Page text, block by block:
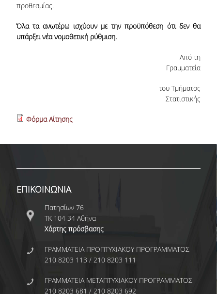
ΕΝΗΜΕΡΩΤΙΚΟ ΦΥΛΛΑΔΙΟ ΓΙΑ ΤΟ PHD ΣΤΗΝ
ΣΤΑΤΙΣΤΙΚΗ
ΔΕΔΟΜΕΝΑ ΠΟΙΟΤΗΤΑΣ
ΕΚΘΕΣΕΙΣ ΕΞΩΤΕΡΙΚΗΣ ΑΞΙΟΛΟΓΗΣΗΣ
2018-20
ΔΙΑΔΙΚΑΣΙΑ ΔΙΑΧΕΙΡΙΣΗΣ ΠΑΡΑΠΟΝΩΝ
προθεσμίας.
Όλα τα ανωτέρω ισχύουν με την προϋπόθεση ότι δεν θα
υπάρξει νέα νομοθετική ρύθμιση.
Από τη
Γραμματεία
του Τμήματος
Στατιστικής
Φόρμα Αίτησης
ΕΠΙΚΟΙΝΩΝΙΑ
Πατησίων 76
ΤΚ 104 34 Αθήνα
Χάρτης πρόσβασης
ΓΡΑΜΜΑΤΕΙΑ ΠΡΟΠΤΥΧΙΑΚΟΥ ΠΡΟΓΡΑΜΜΑΤΟΣ
210 8203 113 / 210 8203 111
ΓΡΑΜΜΑΤΕΙΑ ΜΕΤΑΠΤΥΧΙΑΚΟΥ ΠΡΟΓΡΑΜΜΑΤΟΣ
210 8203 681 / 210 8203 692